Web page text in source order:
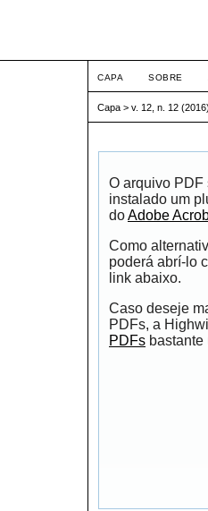
CAPA SOBRE
Capa > v. 12, n. 12 (2016)
O arquivo PDF
instalado um
doAdobe
Como
poderá abrí-lo
link abaixo.
Caso deseje
PDFs, a
PDFs bastante